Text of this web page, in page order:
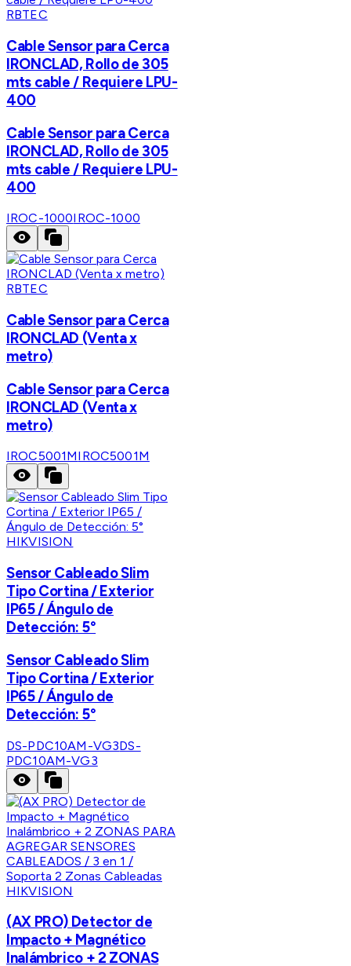
RBTEC
Cable Sensor para Cerca
IRONCLAD, Rollo de 305
mts cable / Requiere LPU-
400
Cable Sensor para Cerca
IRONCLAD, Rollo de 305
mts cable / Requiere LPU-
400
IROC-1000IROC-1000
RBTEC
Cable Sensor para Cerca
IRONCLAD (Venta x
metro)
Cable Sensor para Cerca
IRONCLAD (Venta x
metro)
IROC5001MIROC5001M
HIKVISION
Sensor Cableado Slim
Tipo Cortina / Exterior
IP65 / Ángulo de
Detección: 5°
Sensor Cableado Slim
Tipo Cortina / Exterior
IP65 / Ángulo de
Detección: 5°
DS-PDC10AM-VG3DS-
PDC10AM-VG3
HIKVISION
(AX PRO) Detector de
Impacto + Magnético
Inalámbrico + 2 ZONAS